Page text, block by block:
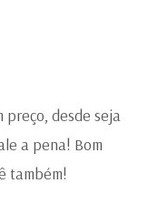
preço, desde seja
a pena! Bom
também!